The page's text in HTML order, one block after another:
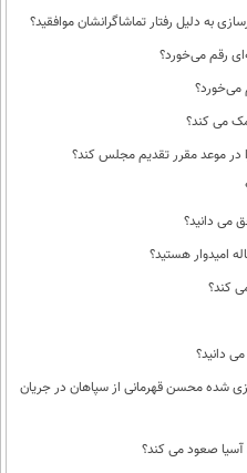
به دلیل رفتار تماشاگرانشان موافقید؟
رقم می‌خورد؟
می‌خورد؟
می کند؟
می دانید؟
کند؟
دانید؟
شده محسن قهرمانی از سپاهان در جریان
آسیا صعود می کند؟